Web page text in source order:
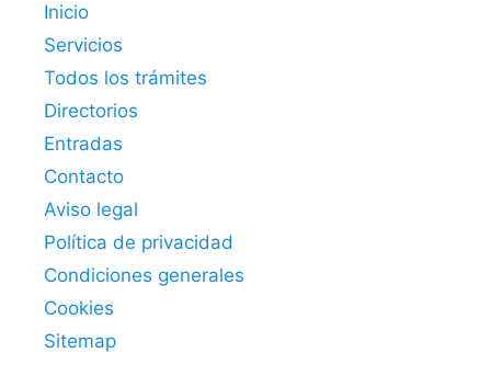
Inicio
Servicios
Todos los trámites
Directorios
Entradas
Contacto
Aviso legal
Política de privacidad
Condiciones generales
Cookies
Sitemap